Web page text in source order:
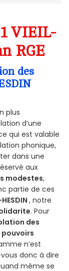
VIEIL-
RGE
des
plus
d’une
qui est valable
phonique,
dans une
aux
modestes,
partie de ces
, notre
. Pour
des
pouvoirs
n’est
donc à dire
même se